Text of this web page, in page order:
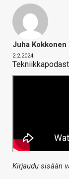
Juha Kokkonen
2.2.2024
Kirjaudu sisään